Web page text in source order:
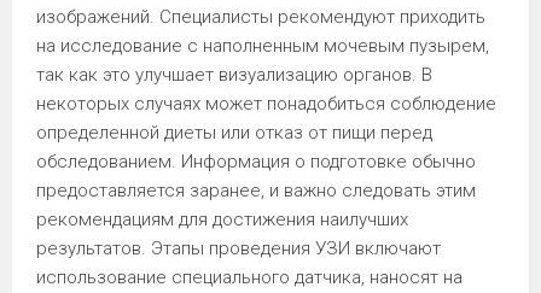
изображений. Специалисты рекомендуют приходить
на исследование с наполненным мочевым пузырем,
так как это улучшает визуализацию органов. В
некоторых случаях может понадобиться соблюдение
определенной диеты или отказ от пищи перед
обследованием. Информация о подготовке обычно
предоставляется заранее, и важно следовать этим
рекомендациям для достижения наилучших
результатов. Этапы проведения УЗИ включают
использование специального датчика, наносят на